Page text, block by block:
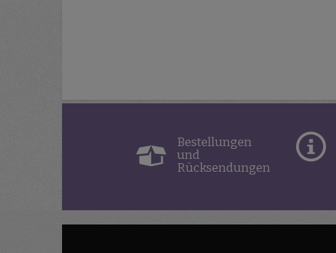
Bestellungen
und
Rücksendungen